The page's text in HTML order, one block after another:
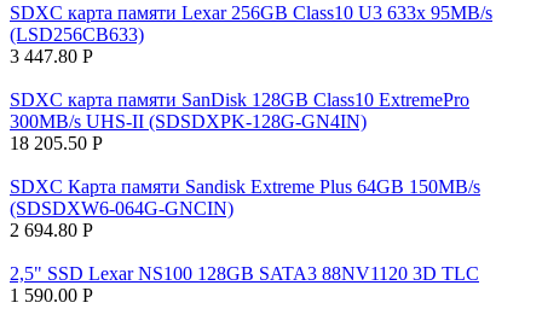
SDXC карта памяти Lexar 256GB Class10 U3 633x 95MB/s
(LSD256CB633)
3 447.80 Р
SDXC карта памяти SanDisk 128GB Class10 ExtremePro
300MB/s UHS-II (SDSDXPK-128G-GN4IN)
18 205.50 Р
SDXC Карта памяти Sandisk Extreme Plus 64GB 150MB/s
(SDSDXW6-064G-GNCIN)
2 694.80 Р
2,5" SSD Lexar NS100 128GB SATA3 88NV1120 3D TLC
1 590.00 Р